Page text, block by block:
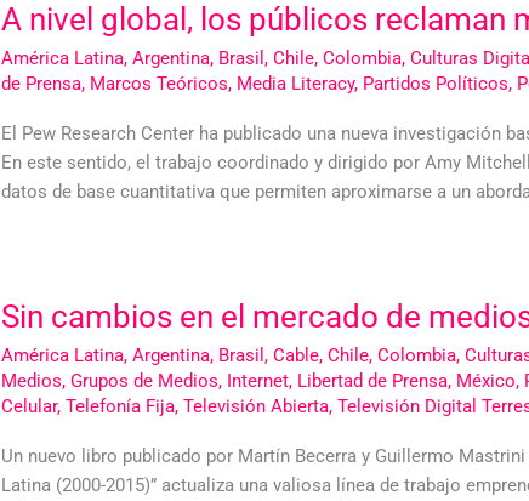
A nivel global, los públicos reclaman
América Latina, Argentina, Brasil , Chile, Colombia, Culturas
de Prensa, Marcos Teóricos, Media Literacy, Partidos Políticos,
El Pew Research Center ha publicado una nueva investigación
En este sentido, el trabajo coordinado y dirigido por Amy
datos de base cuantitativa que permiten aproximarse a un
Sin cambios en el mercado de
América Latina, Argentina, Brasil , Cable, Chile, Colombia,
Medios, Grupos de Medios, Internet, Libertad de Prensa, México,
Celular, Telefonía Fija, Televisión Abierta, Televisión Digital
Un nuevo libro publicado por Martín Becerra y Guillermo
Latina (2000-2015)” actualiza una valiosa línea de trabajo